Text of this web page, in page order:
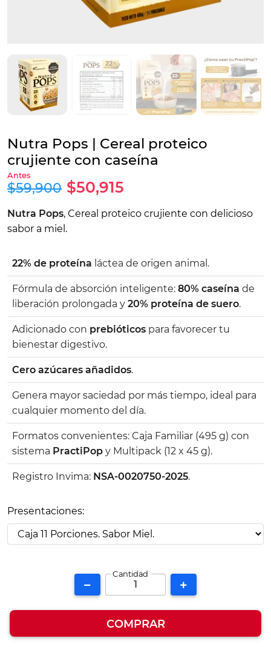
Nutra Pops | Cereal proteico
crujiente con caseína
$59,900 $50,915
Nutra Pops, Cereal proteico crujiente con delicioso
sabor a miel.
22% de proteína láctea de origen animal.
Fórmula de absorción inteligente: 80% caseína de
liberación prolongada y 20% proteína de suero.
Adicionado con prebióticos para favorecer tu
bienestar digestivo.
Cero azúcares añadidos.
Genera mayor saciedad por más tiempo, ideal para
cualquier momento del día.
Formatos convenientes: Caja Familiar (495 g) con
sistema PractiPop y Multipack (12 x 45 g).
Registro Invima: NSA-0020750-2025.
Presentaciones:
Cantidad
COMPRAR